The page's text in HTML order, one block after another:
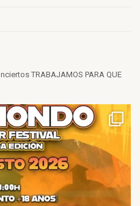
TRABAJAMOS PARA QUE